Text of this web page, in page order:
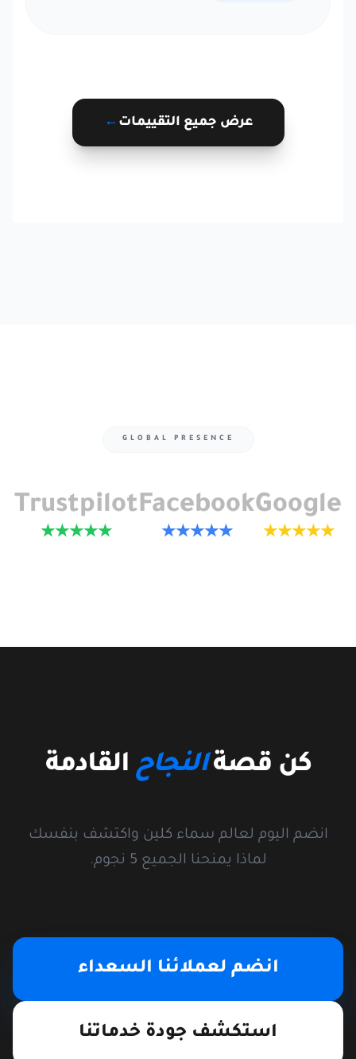
عرض جميع التقييمات ←
GLOBAL PRESENCE
Google
★★★★★
Facebook
★★★★★
Trustpilot
★★★★★
كن قصةالنجاح القادمة
انضم اليوم لعالم سماء كلين واكتشف بنفسك
لماذا يمنحنا الجميع 5 نجوم.
انضم لعملائنا السعداء
استكشف جودة خدماتنا